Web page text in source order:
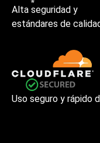
Alta seguridad y
estándares de
Uso seguro y rápido